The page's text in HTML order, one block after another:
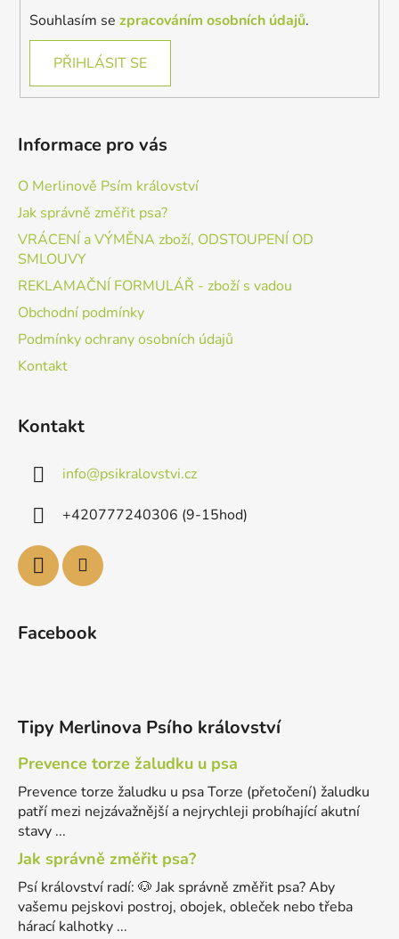
Souhlasím se zpracováním osobních údajů.
PŘIHLÁSIT SE
Informace pro vás
O Merlinově Psím království
Jak správně změřit psa?
VRÁCENÍ a VÝMĚNA zboží, ODSTOUPENÍ OD
SMLOUVY
REKLAMAČNÍ FORMULÁŘ - zboží s vadou
Obchodní podmínky
Podmínky ochrany osobních údajů
Kontakt
Kontakt
info@psikralovstvi.cz
+420777240306 (9-15hod)
Facebook
Tipy Merlinova Psího království
Prevence torze žaludku u psa
Prevence torze žaludku u psa Torze (přetočení) žaludku
patří mezi nejzávažnější a nejrychleji probíhající akutní
stavy ...
Jak správně změřit psa?
Psí království radí: 🐶 Jak správně změřit psa? Aby
vašemu pejskovi postroj, obojek, obleček nebo třeba
hárací kalhotky ...